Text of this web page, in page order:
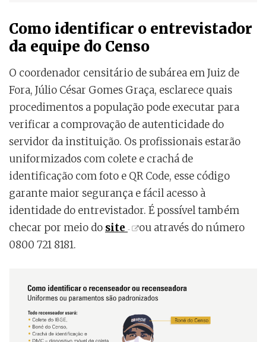
Como identificar o entrevistador
da equipe do Censo
O coordenador censitário de subárea em Juiz de
Fora, Júlio César Gomes Graça, esclarece quais
procedimentos a população pode executar para
verificar a comprovação de autenticidade do
servidor da instituição. Os profissionais estarão
uniformizados com colete e crachá de
identificação com foto e QR Code, esse código
garante maior segurança e fácil acesso à
identidade do entrevistador. É possível também
checar por meio do site
ou através do número
0800 721 8181.